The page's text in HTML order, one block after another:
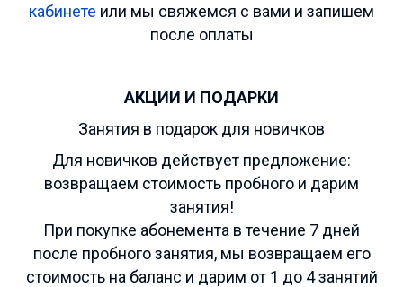
кабинете или мы свяжемся с вами и запишем
после оплаты
АКЦИИ И ПОДАРКИ
Занятия в подарок для новичков
Для новичков действует предложение:
возвращаем стоимость пробного и дарим
занятия!
При покупке абонемента в течение 7 дней
после пробного занятия, мы возвращаем его
стоимость на баланс и дарим от 1 до 4 занятий